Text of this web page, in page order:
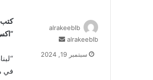
كتب
في
alrakeeblb
alrakeeblb
سبتمبر 19, 2024